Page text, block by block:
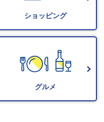
ショッピング
グルメ